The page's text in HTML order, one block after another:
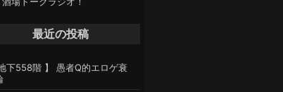
最近の投稿
地下558階 】 愚者Q的エロゲ衰